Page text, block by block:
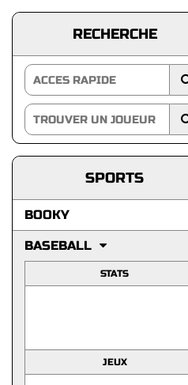
RECHERCHE
SPORTS
BOOKY
BASEBALL
STATS
JEUX